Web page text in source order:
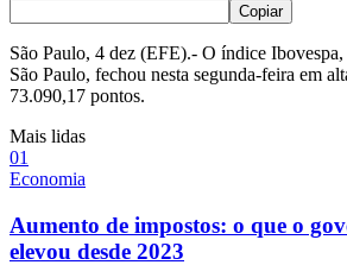
Copiar
São Paulo, 4 dez (EFE).- O índice
São Paulo, fechou nesta segunda-feira em
73.090,17 pontos.
Mais lidas
01
Economia
Aumento de impostos: o que o
elevou desde 2023